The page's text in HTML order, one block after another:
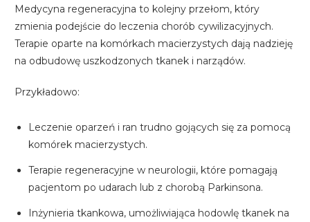
Medycyna regeneracyjna to kolejny przełom, który
zmienia podejście do leczenia chorób cywilizacyjnych.
Terapie oparte na komórkach macierzystych dają nadzieję
na odbudowę uszkodzonych tkanek i narządów.
Przykładowo:
Leczenie oparzeń i ran trudno gojących się za pomocą
komórek macierzystych.
Terapie regeneracyjne w neurologii, które pomagają
pacjentom po udarach lub z chorobą Parkinsona.
Inżynieria tkankowa, umożliwiająca hodowlę tkanek na